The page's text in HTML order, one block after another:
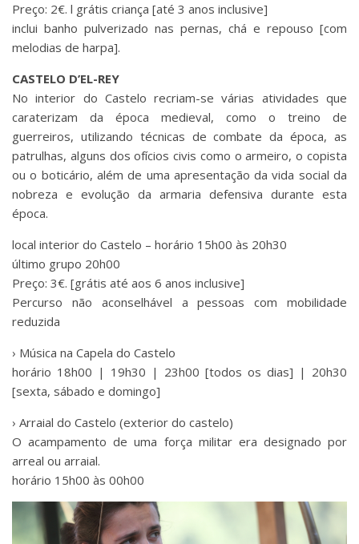
Preço: 2€. l grátis criança [até 3 anos inclusive]
inclui banho pulverizado nas pernas, chá e repouso [com
melodias de harpa].
CASTELO D’EL-REY
No interior do Castelo recriam-se várias atividades que
caraterizam da época medieval, como o treino de
guerreiros, utilizando técnicas de combate da época, as
patrulhas, alguns dos ofícios civis como o armeiro, o copista
ou o boticário, além de uma apresentação da vida social da
nobreza e evolução da armaria defensiva durante esta
época.
local interior do Castelo – horário 15h00 às 20h30
último grupo 20h00
Preço: 3€. [grátis até aos 6 anos inclusive]
Percurso não aconselhável a pessoas com mobilidade
reduzida
› Música na Capela do Castelo
horário 18h00 | 19h30 | 23h00 [todos os dias] | 20h30
[sexta, sábado e domingo]
› Arraial do Castelo (exterior do castelo)
O acampamento de uma força militar era designado por
arreal ou arraial.
horário 15h00 às 00h00